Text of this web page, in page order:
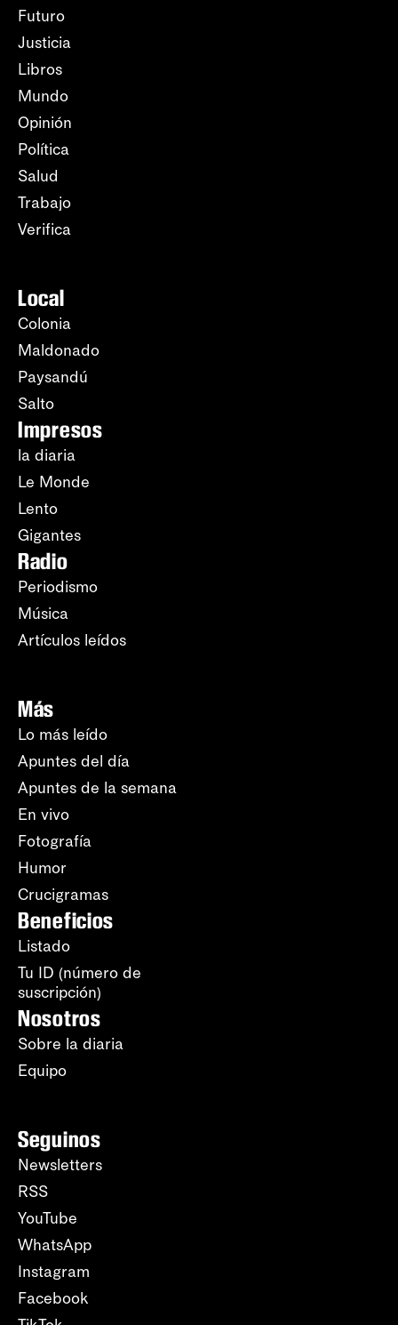
Futuro
Justicia
Libros
Mundo
Opinión
Política
Salud
Trabajo
Verifica
Local
Colonia
Maldonado
Paysandú
Salto
Impresos
la diaria
Le Monde
Lento
Gigantes
Radio
Periodismo
Música
Artículos leídos
Más
Lo más leído
Apuntes del día
Apuntes de la semana
En vivo
Fotografía
Humor
Crucigramas
Beneficios
Listado
Tu ID (número de
suscripción)
Nosotros
Sobre la diaria
Equipo
Seguinos
Newsletters
RSS
YouTube
WhatsApp
Instagram
Facebook